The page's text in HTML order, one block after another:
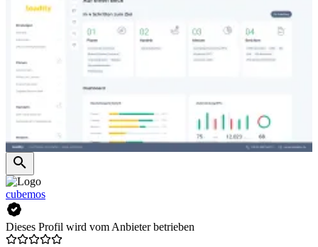
cubemos
Dieses Profil wird vom Anbieter betrieben